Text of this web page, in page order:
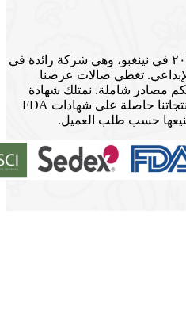
تأسست شركة فيماكس عام ٢٠١٦ في نينغبو، وهي شركة رائدة في
تغطي صالات عرضنا
لكم مصادر شاملة. نمتلك شهادة
BSCI التي تضمن جودة عالية. منتجاتنا حاصلة على شهادات FDA